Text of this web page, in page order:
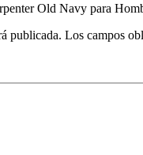
Old Navy para
publicada. Los campos